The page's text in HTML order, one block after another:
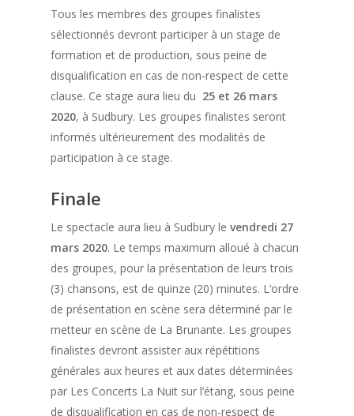
Tous les membres des groupes finalistes
sélectionnés devront participer à un stage de
formation et de production, sous peine de
disqualification en cas de non-respect de cette
clause. Ce stage aura lieu du 25 et 26 mars
2020, à Sudbury. Les groupes finalistes seront
informés ultérieurement des modalités de
participation à ce stage.
Finale
Le spectacle aura lieu à Sudbury le vendredi 27
mars 2020. Le temps maximum alloué à chacun
des groupes, pour la présentation de leurs trois
(3) chansons, est de quinze (20) minutes. L’ordre
de présentation en scène sera déterminé par le
metteur en scène de La Brunante. Les groupes
finalistes devront assister aux répétitions
générales aux heures et aux dates déterminées
par Les Concerts La Nuit sur l’étang, sous peine
de disqualification en cas de non-respect de